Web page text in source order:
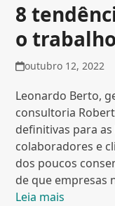
8
o
outubro 12, 2022
Leonardo Berto,
consultoria
definitivas para
colaboradores e
dos poucos
de que empresas
Leia mais